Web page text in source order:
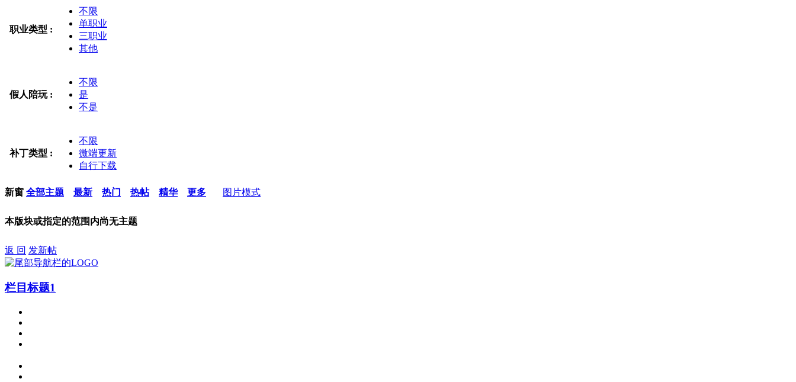
职业类型 :
不限
单职业
三职业
其他
假人陪玩 :
不限
是
不是
补丁类型 :
不限
微端更新
自行下载
新窗 全部主题 最新 热门 热帖 精华 更多 图片模式
本版块或指定的范围内尚无主题
返 回 发新帖
栏目标题1